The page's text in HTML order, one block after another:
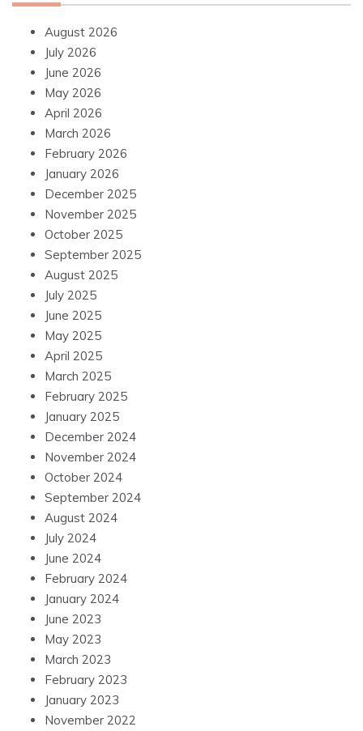
August 2026
July 2026
June 2026
May 2026
April 2026
March 2026
February 2026
January 2026
December 2025
November 2025
October 2025
September 2025
August 2025
July 2025
June 2025
May 2025
April 2025
March 2025
February 2025
January 2025
December 2024
November 2024
October 2024
September 2024
August 2024
July 2024
June 2024
February 2024
January 2024
June 2023
May 2023
March 2023
February 2023
January 2023
November 2022